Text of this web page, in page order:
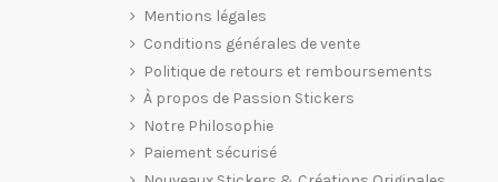
Mentions légales
Conditions générales de vente
Politique de retours et remboursements
À propos de Passion Stickers
Notre Philosophie
Paiement sécurisé